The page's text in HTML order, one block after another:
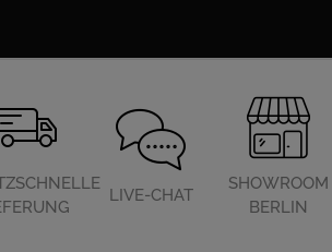
LIVE-CHAT
SHOWROOM
BERLIN